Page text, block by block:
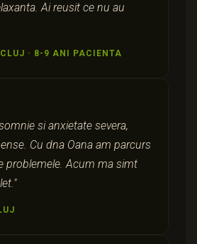
Ai reusit ce nu au
· 8-9 ANI PACIENTA
si anxietate severa,
Cu dna Oana am parcurs
problemele. Acum ma simt